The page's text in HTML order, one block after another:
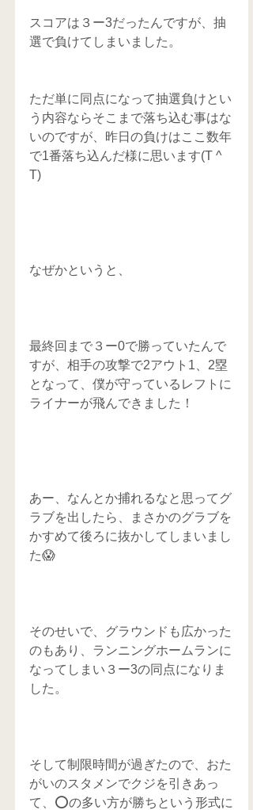
スコアは３ー3だったんですが、抽
選で負けてしまいました。
ただ単に同点になって抽選負けとい
う内容ならそこまで落ち込む事はな
いのですが、昨日の負けはここ数年
で1番落ち込んだ様に思います(T ^
T)
なぜかというと、
最終回まで３ー0で勝っていたんで
すが、相手の攻撃で2アウト1、2塁
となって、僕が守っているレフトに
ライナーが飛んできました！
あー、なんとか捕れるなと思ってグ
ラブを出したら、まさかのグラブを
かすめて後ろに抜かしてしまいまし
た😱
そのせいで、グラウンドも広かった
のもあり、ランニングホームランに
なってしまい３ー3の同点になりま
した。
そして制限時間が過ぎたので、おた
がいのスタメンでクジを引きあっ
て、⭕️の多い方が勝ちという形式に